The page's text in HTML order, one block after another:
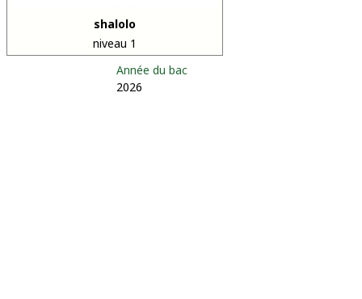
shalolo
niveau 1
Année du bac
2026